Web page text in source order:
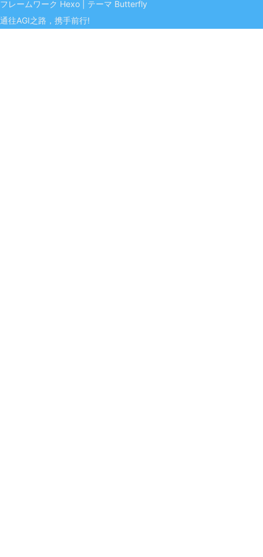
フレームワーク Hexo テーマ Butterfly
通往AGI之路，携手前行!